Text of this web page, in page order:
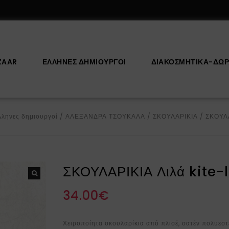
ΕΛΛΗΝΕΣ ΔΗΜΙΟΥΡΓΟΙ ΔΙΑΚΟΣΜΗΤΙΚΆ-
δημιουργοί / ΑΛΕΞΑΝΔΡΑ ΤΣΟΥΚΑΛΑ / ΣΚΟΥΛΑΡΙΚΙΑ /
ΣΚΟΥΛΑΡΙΚΙΑ Λιλά kite-
34.00€
Χειροποίητα σκουλαρίκια από πλισέ, σατέν